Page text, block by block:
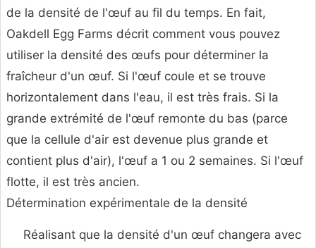
de la densité de l'œuf au fil du temps. En fait,
Oakdell Egg Farms décrit comment vous pouvez
utiliser la densité des œufs pour déterminer la
fraîcheur d'un œuf. Si l'œuf coule et se trouve
horizontalement dans l'eau, il est très frais. Si la
grande extrémité de l'œuf remonte du bas (parce
que la cellule d'air est devenue plus grande et
contient plus d'air), l'œuf a 1 ou 2 semaines. Si l'œuf
flotte, il est très ancien.
Détermination expérimentale de la densité
Réalisant que la densité d'un œuf changera avec